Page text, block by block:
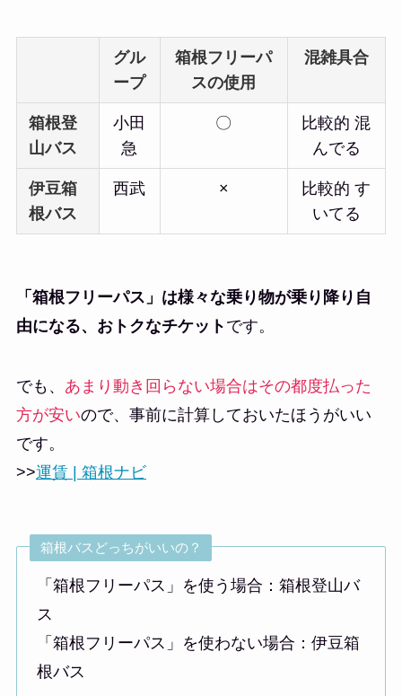
グル
ープ
箱根フリーパ
スの使用
混雑具合
箱根登
山バス
小田
急
〇
比較的 混
んでる
伊豆箱
根バス
西武 ×
比較的 す
いてる
「箱根フリーパス」は様々な乗り物が乗り降り自
由になる、おトクなチケット です。
でも、 あまり動き回らない場合はその都度払った
方が安いので、事前に計算しておいたほうがいい
です。
>>運賃 | 箱根ナビ
箱根バスどっちがいいの？
「箱根フリーパス」を使う場合：箱根登山バ
ス
「箱根フリーパス」を使わない場合：伊豆箱
根バス